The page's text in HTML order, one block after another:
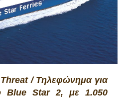
/ Τηλεφώνημα για
Blue Star 2, με 1.050